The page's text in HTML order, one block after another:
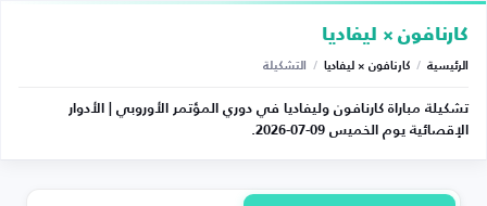
كارنافون × ليفاديا
الرئيسية / كارنافون × ليفاديا / التشكيلة
تشكيلة مباراة كارنافون وليفاديا في دوري المؤتمر الأوروبي | الأدوار
الإقصائية يوم الخميس 09-07-2026.